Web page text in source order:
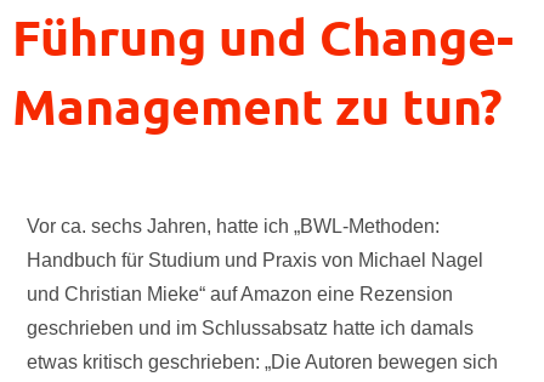
Führung und Change-
Management zu tun?
Vor ca. sechs Jahren, hatte ich „BWL-Methoden:
Handbuch für Studium und Praxis von Michael Nagel
und Christian Mieke“ auf Amazon eine Rezension
geschrieben und im Schlussabsatz hatte ich damals
etwas kritisch geschrieben: „Die Autoren bewegen sich